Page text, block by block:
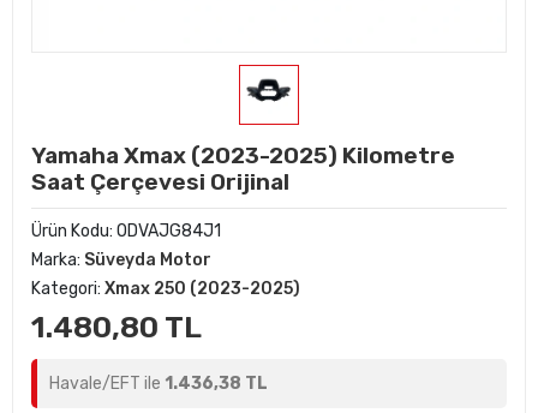
Yamaha Xmax (2023-2025) Kilometre
Saat Çerçevesi Orijinal
Ürün Kodu: ODVAJG84J1
Marka: Süveyda Motor
Kategori: Xmax 250 (2023-2025)
1.480,80 TL
Havale/EFT ile 1.436,38 TL